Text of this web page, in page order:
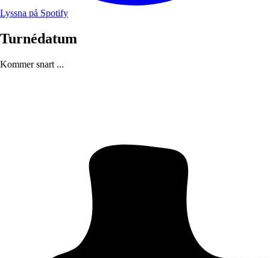
Lyssna på Spotify
Turnédatum
Kommer snart ...